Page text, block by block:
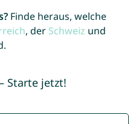
Finde heraus, welche
, der Schweiz und
Starte jetzt!